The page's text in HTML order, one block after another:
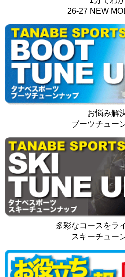
26-27 NEW
お悩み解
ブーツチュー
多彩なコースをラ
スキーチュー